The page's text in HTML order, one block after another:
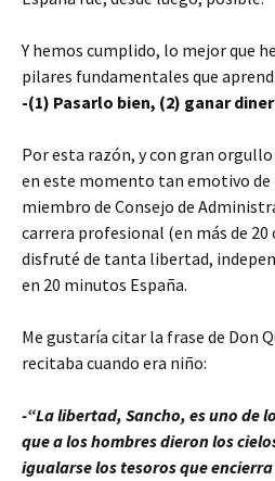
Y hemos cumplido, lo mejor que
pilares fundamentales que
-(1) Pasarlo bien, (2) ganar
Por esta razón, y con gran
en este momento tan emotivo de
miembro de Consejo de
carrera profesional (en más de 20
disfruté de tanta libertad,
en 20 minutos España.
Me gustaría citar la frase de Don
recitaba cuando era niño:
-“La libertad, Sancho, es uno de
que a los hombres dieron los
igualarse los tesoros que